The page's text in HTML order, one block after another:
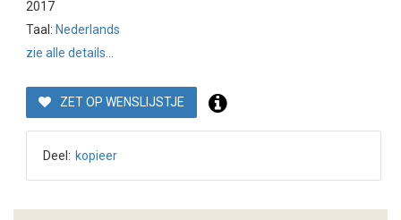
2017
Taal: Nederlands
zie alle details...
ZET OP WENSLIJSTJE
Deel: kopieer